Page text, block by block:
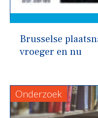
Brusselse
vroeger en nu
Onderzoek